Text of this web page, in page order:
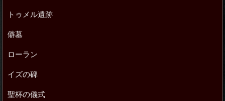
トゥメル遺跡
僻墓
ローラン
イズの碑
聖杯の儀式